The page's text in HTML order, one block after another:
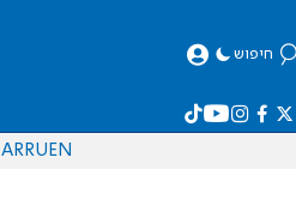
חיפוש
EN
RU
AR